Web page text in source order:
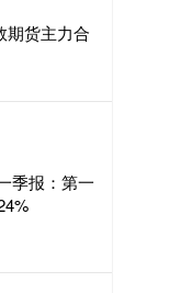
期货主力合
季报：第一